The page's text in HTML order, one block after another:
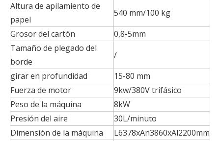
Altura de apilamiento de
papel
540 mm/100 kg
Grosor del cartón
0,8-5mm
Tamaño de plegado del
borde
/
girar en profundidad
15-80 mm
Fuerza de motor
9kw/380V trifásico
Peso de la máquina
8kW
Presión del aire
30L/minuto
Dimensión de la máquina
L6378xAn3860xAl2200mm